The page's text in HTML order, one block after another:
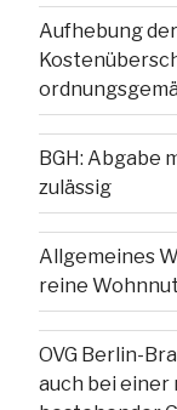
Aufhebung
BGH: Abgabe
zulässig
Allgemeines
reine
OVG Berlin-
auch bei